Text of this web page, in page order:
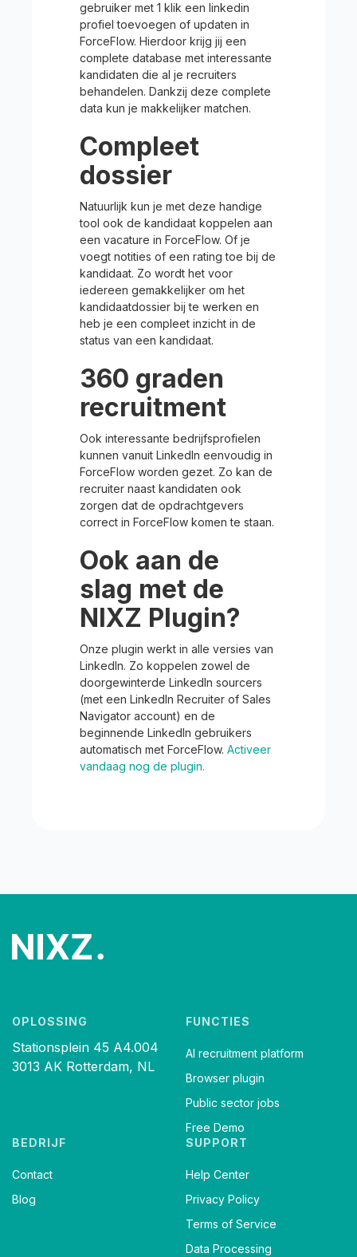
gebruiker met 1 klik een linkedin
profiel toevoegen of updaten in
ForceFlow. Hierdoor krijg jij een
complete database met interessante
kandidaten die al je recruiters
behandelen. Dankzij deze complete
data kun je makkelijker matchen.
Compleet
dossier
Natuurlijk kun je met deze handige
tool ook de kandidaat koppelen aan
een vacature in ForceFlow. Of je
voegt notities of een rating toe bij de
kandidaat. Zo wordt het voor
iedereen gemakkelijker om het
kandidaatdossier bij te werken en
heb je een compleet inzicht in de
status van een kandidaat.
360 graden
recruitment
Ook interessante bedrijfsprofielen
kunnen vanuit LinkedIn eenvoudig in
ForceFlow worden gezet. Zo kan de
recruiter naast kandidaten ook
zorgen dat de opdrachtgevers
correct in ForceFlow komen te staan.
Ook aan de
slag met de
NIXZ Plugin?
Onze plugin werkt in alle versies van
LinkedIn. Zo koppelen zowel de
doorgewinterde LinkedIn sourcers
(met een LinkedIn Recruiter of Sales
Navigator account) en de
beginnende LinkedIn gebruikers
automatisch met ForceFlow. Activeer
vandaag nog de plugin.
OPLOSSING
Stationsplein 45 A4.004
3013 AK Rotterdam, NL
FUNCTIES
AI recruitment platform
Browser plugin
Public sector jobs
Free Demo
BEDRIJF
Contact
Blog
SUPPORT
Help Center
Privacy Policy
Terms of Service
Data Processing